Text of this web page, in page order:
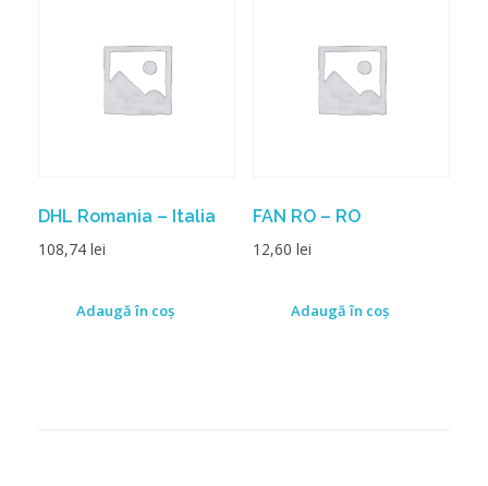
DHL Romania – Italia
108,74 lei
Adaugă în coș
FAN RO – RO
12,60 lei
Adaugă în coș